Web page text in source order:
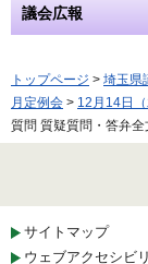
議会広報
トップページ > 埼玉県
月定例会 > 12月14日（
質問 質疑質問・答弁全
サイトマップ
ウェブアクセシビ